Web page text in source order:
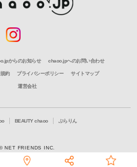
からのお知らせ chaoo.jpへのお問い合わせ
約 プライバシーポリシー サイトマップ
運営会社
BEAUTY chaoo ぶらりん
NET FRIENDS INC.